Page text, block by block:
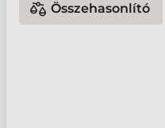
Összehasonlító